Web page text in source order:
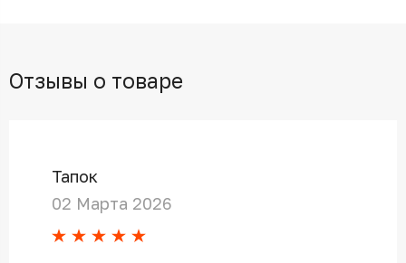
Отзывы о товаре
Тапок
02 Марта 2026